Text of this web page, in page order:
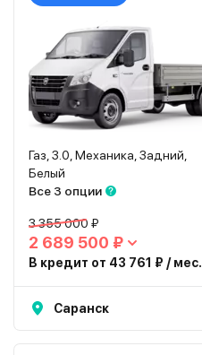
Газ, 3.0, Механика, Задний,
Белый
Все 3 опции
3 355 000 ₽
2 689 500 ₽
В кредит от 43 761 ₽ / мес.
Саранск